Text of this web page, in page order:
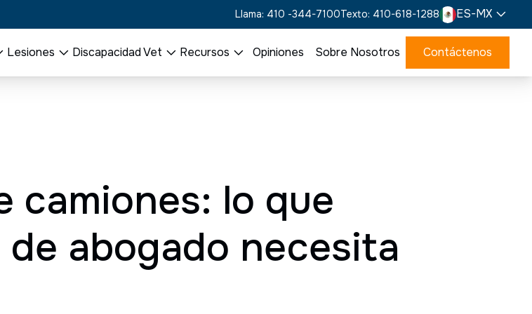
Llama: 410 -344-7100Texto: 410-618-1288 ES-MX
Lesiones Discapacidad Vet Recursos Opiniones Sobre Nosotros Contáctenos
camiones: lo que
abogado necesita